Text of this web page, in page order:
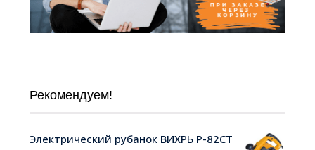
Рекомендуем!
Электрический рубанок ВИХРЬ Р-82СТ